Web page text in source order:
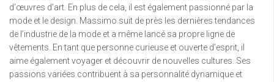
d’œuvres d’art. En plus de cela, il est également passionné par la
mode et le design. Massimo suit de près les dernières tendances
de l’industrie de la mode et a même lancé sa propre ligne de
vêtements. En tant que personne curieuse et ouverte d’esprit, il
aime également voyager et découvrir de nouvelles cultures. Ses
passions variées contribuent à sa personnalité dynamique et